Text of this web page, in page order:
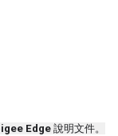
Edge說明文件。